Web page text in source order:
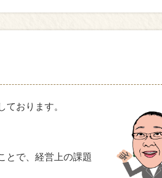
おります。
とで、経営上の課題